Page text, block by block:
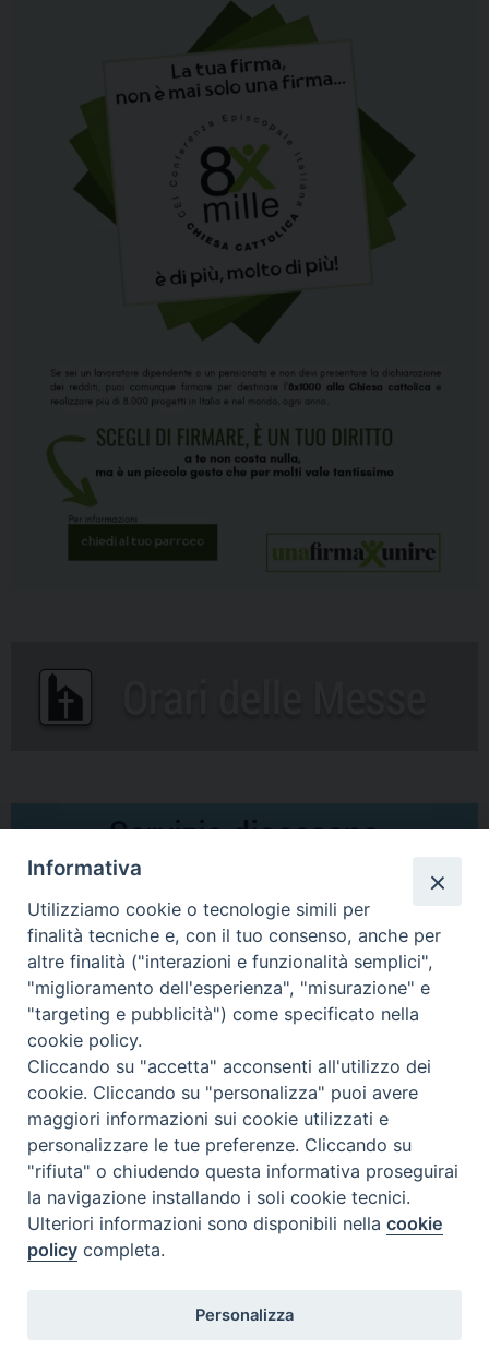
Comunicati Stampa
Il cordoglio dei Vescovi di Puglia per la morte di S.E.R. Mons. Agostino
Superbo
Nasce la Consulta Diocesana delle Aggregazioni Laicali di Castellaneta
Archivio comunicati stampa
2026 © Diocesi di Castellaneta
Informativa
Utilizziamo cookie o tecnologie simili per
finalità tecniche e, con il tuo consenso, anche per
altre finalità ("interazioni e funzionalità semplici",
"miglioramento dell'esperienza", "misurazione" e
"targeting e pubblicità") come specificato nella
cookie policy.
Cliccando su "accetta" acconsenti all'utilizzo dei
cookie. Cliccando su "personalizza" puoi avere
maggiori informazioni sui cookie utilizzati e
personalizzare le tue preferenze. Cliccando su
"rifiuta" o chiudendo questa informativa proseguirai
la navigazione installando i soli cookie tecnici.
Ulteriori informazioni sono disponibili nellacookie
policy completa.
Personalizza